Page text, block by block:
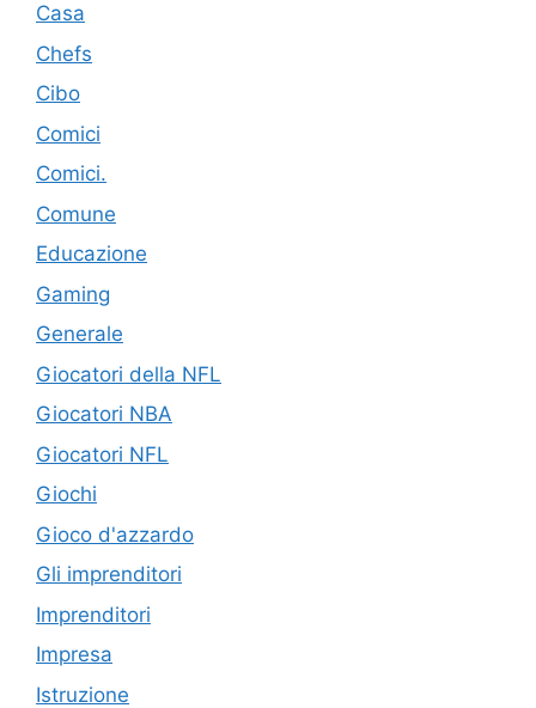
Casa
Chefs
Cibo
Comici
Comici.
Comune
Educazione
Gaming
Generale
Giocatori della NFL
Giocatori NBA
Giocatori NFL
Giochi
Gioco d'azzardo
Gli imprenditori
Imprenditori
Impresa
Istruzione